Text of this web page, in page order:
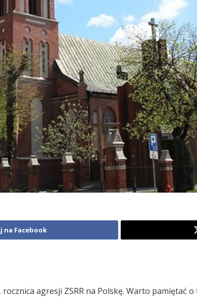
na Facebook
agresji ZSRR na Polskę. Warto pamiętać